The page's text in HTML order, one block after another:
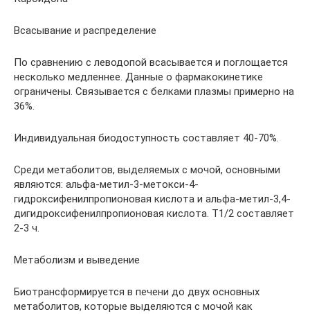
Всасывание и распределение
По сравнению с леводопой всасывается и поглощается
несколько медленнее. Данные о фармакокинетике
ограничены. Связывается с белками плазмы примерно на
36%.
Индивидуальная биодоступность составляет 40-70%.
Среди метаболитов, выделяемых с мочой, основными
являются: альфа-метил-3-метокси-4-
гидроксифенилпропионовая кислота и альфа-метил-3,4-
дигидроксифенилпропионовая кислота. T1/2 составляет
2-3 ч.
Метаболизм и выведение
Биотрансформируется в печени до двух основных
метаболитов, которые выделяются с мочой как